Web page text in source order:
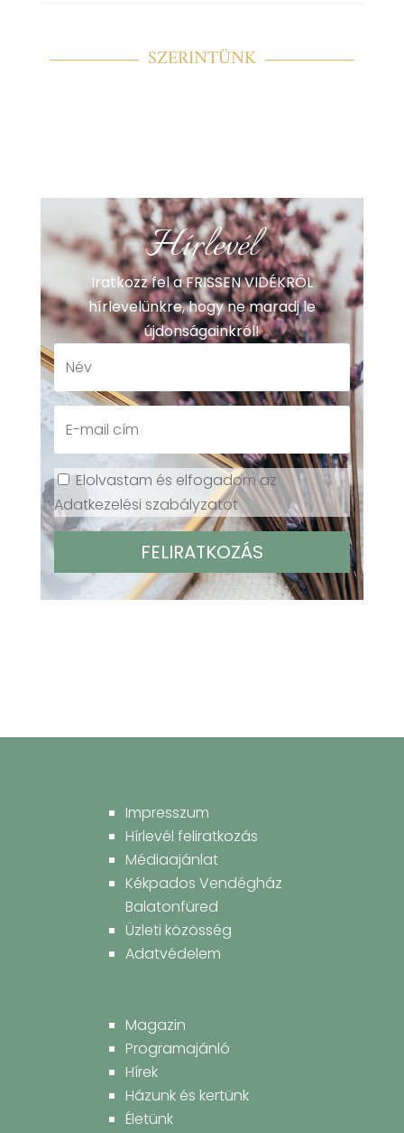
SZERINTÜNK
Hírlevél
Iratkozz fel a FRISSEN VIDÉKRŐL
hírlevelünkre, hogy ne maradj le
újdonságainkról!
Elolvastam és elfogadom az
Adatkezelési szabályzatot
Impresszum
Hírlevél feliratkozás
Médiaajánlat
Kékpados Vendégház
Balatonfüred
Üzleti közösség
Adatvédelem
Magazin
Programajánló
Hírek
Házunk és kertünk
Életünk